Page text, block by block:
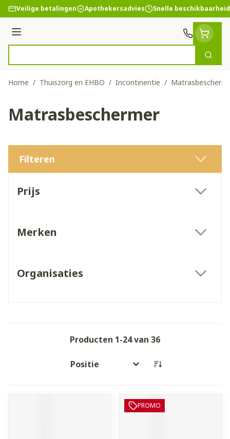
Ga naar de inhoud
Veilige betalingen Apothekersadvies Snelle beschikbaarheid
Menu
Zoek
Home / Thuiszorg en EHBO / Incontinentie /
Matrasbeschermer
Filteren
Prijs
Merken
Organisaties
Producten 1-24van 36
Sorteer op:
PROMO